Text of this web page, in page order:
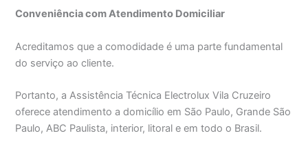
Conveniência com Atendimento Domiciliar
Acreditamos que a comodidade é uma parte fundamental
do serviço ao cliente.
Portanto, a Assistência Técnica Electrolux Vila Cruzeiro
oferece atendimento a domicílio em São Paulo, Grande São
Paulo, ABC Paulista, interior, litoral e em todo o Brasil.